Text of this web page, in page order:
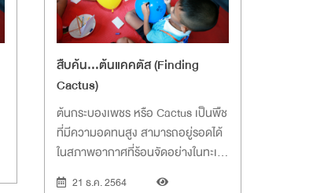
สืบค้น...ต้นแคคตัส (Finding
Cactus)
ต้นกระบองเพชร หรือ Cactus เป็นพืช
ที่มีความอดทนสูง สามารถอยู่รอดได้
ในสภาพอากาศที่ร้อนจัดอย่างในทะเล
ทราย แต่ทำไมเขาถึงอดทนได้นะ
21 ธ.ค. 2564